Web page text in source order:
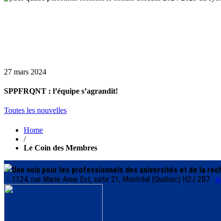
27 mars 2024
SPPFRQNT : l’équipe s’agrandit!
Toutes les nouvelles
Home
/
Le Coin des Membres
Une voix pour les professionnels des universités et de la
1124, rue Marie-Anne Est, suite 21, Montréal (Québec) H2J 2B7